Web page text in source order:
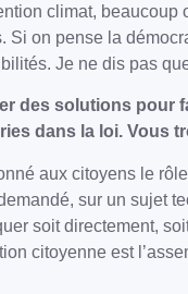
climat,
on pense la
Je ne dis pas
des solutions
dans la loi.
aux citoyens le
sur un
soit directement,
citoyenne est